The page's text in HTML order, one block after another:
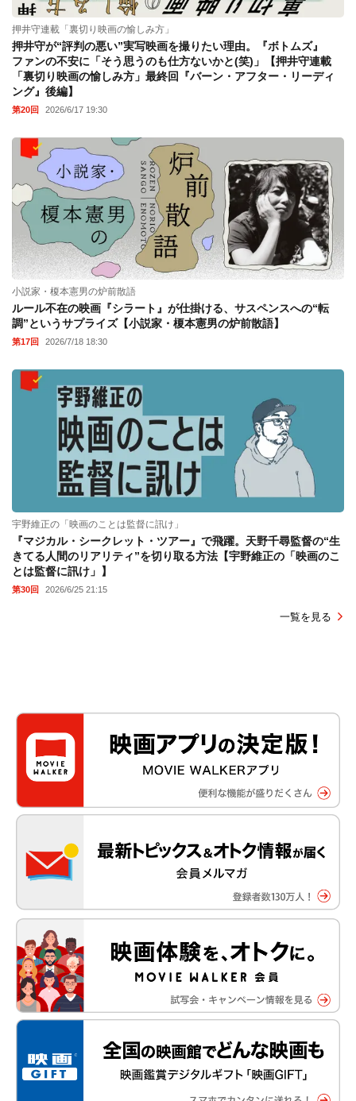
押井守連載「裏切り映画の愉しみ方」
押井守が“評判の悪い”実写映画を撮りたい理由。『ボトムズ』
ファンの不安に「そう思うのも仕方ないかと(笑)」【押井守連載
「裏切り映画の愉しみ方」最終回『バーン・アフター・リーディ
ング』後編】
第20回 2026/6/17 19:30
小説家・榎本憲男の炉前散語
ルール不在の映画『シラート』が仕掛ける、サスペンスへの“転
調”というサプライズ【小説家・榎本憲男の炉前散語】
第17回 2026/7/18 18:30
宇野維正の「映画のことは監督に訊け」
『マジカル・シークレット・ツアー』で飛躍。天野千尋監督の“生
きてる人間のリアリティ”を切り取る方法【宇野維正の「映画のこ
とは監督に訊け」】
第30回 2026/6/25 21:15
一覧を見る